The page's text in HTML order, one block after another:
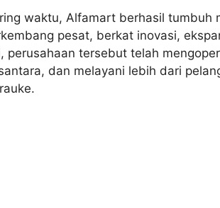
waktu, Alfamart berhasil tumbuh
pesat, berkat inovasi,
perusahaan tersebut telah
dan melayani lebih dari